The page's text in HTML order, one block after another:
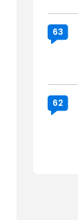
63
62